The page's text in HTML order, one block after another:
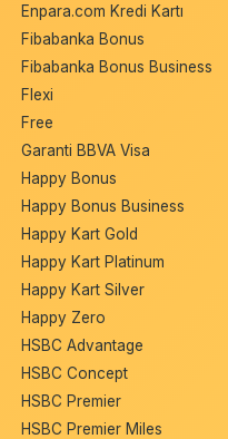
Enpara.com Kredi Kartı
Fibabanka Bonus
Fibabanka Bonus Business
Flexi
Free
Garanti BBVA Visa
Happy Bonus
Happy Bonus Business
Happy Kart Gold
Happy Kart Platinum
Happy Kart Silver
Happy Zero
HSBC Advantage
HSBC Concept
HSBC Premier
HSBC Premier Miles